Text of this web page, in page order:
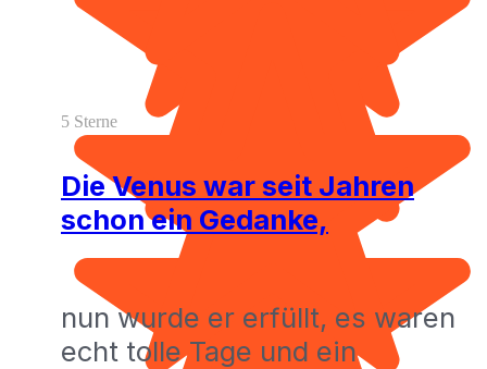
5 Sterne
Die Venus war seit Jahren
schon ein Gedanke,
nun wurde er erfüllt, es waren
echt tolle Tage und ein